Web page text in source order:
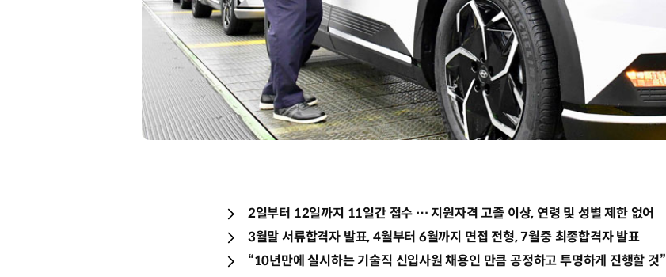
2일부터 12일까지 11일간 접수 … 지원자격 고졸 이상, 연령 및 성별 제한 없어
3월말 서류합격자 발표, 4월부터 6월까지 면접 전형, 7월중 최종합격자 발표
“10년만에 실시하는 기술직 신입사원 채용인 만큼 공정하고 투명하게 진행할 것”